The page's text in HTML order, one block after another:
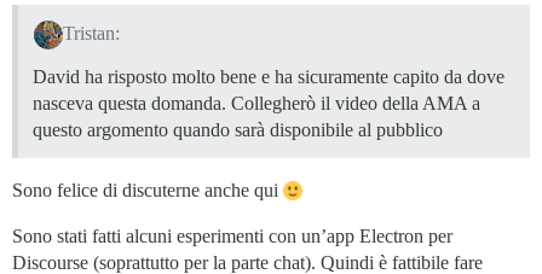
Tristan:
David ha risposto molto bene e ha sicuramente capito da dove
nasceva questa domanda. Collegherò il video della AMA a
questo argomento quando sarà disponibile al pubblico
Sono felice di discuterne anche qui
Sono stati fatti alcuni esperimenti con un’app Electron per
Discourse (soprattutto per la parte chat). Quindi è fattibile fare